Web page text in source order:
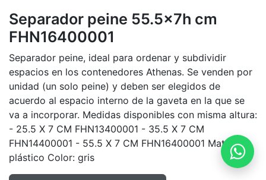
Separador peine 55.5x7h cm
FHN16400001
Separador peine, ideal para ordenar y subdividir
espacios en los contenedores Athenas. Se venden por
unidad (un solo peine) y deben ser elegidos de
acuerdo al espacio interno de la gaveta en la que se
va a incorporar. Medidas disponibles con misma altura:
- 25.5 X 7 CM FHN13400001 - 35.5 X 7 CM
FHN14400001 - 55.5 X 7 CM FHN16400001 Material:
plástico Color: gris